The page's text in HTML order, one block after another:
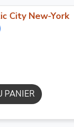
City New-York
PANIER